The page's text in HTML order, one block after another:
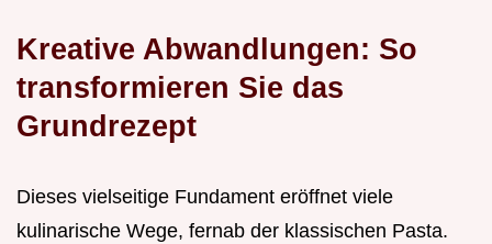
Kreative Abwandlungen: So
transformieren Sie das
Grundrezept
Dieses vielseitige Fundament eröffnet viele
kulinarische Wege, fernab der klassischen Pasta.